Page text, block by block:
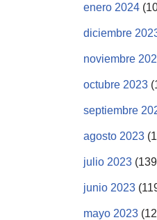
enero 2024
diciembre
noviembre
octubre 2023
septiembre
agosto 2023
julio 2023
junio 2023
mayo 2023